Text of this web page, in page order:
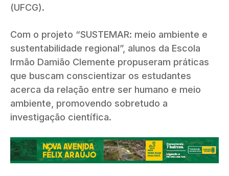
(UFCG).
Com o projeto “SUSTEMAR: meio ambiente e
sustentabilidade regional”, alunos da Escola
Irmão Damião Clemente propuseram práticas
que buscam conscientizar os estudantes
acerca da relação entre ser humano e meio
ambiente, promovendo sobretudo a
investigação científica.